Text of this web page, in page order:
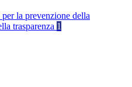
la prevenzione della
trasparenza 1